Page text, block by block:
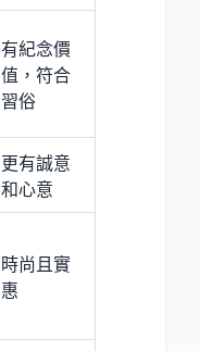
有紀念價
值，符合
習俗
更有誠意
和心意
時尚且實
惠